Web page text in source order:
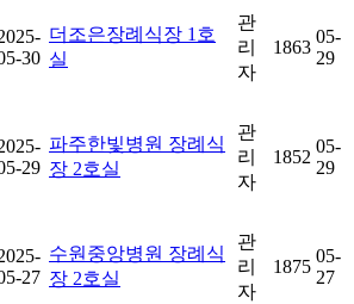
30
더조은장례식장 1호
실
관
리
자
1863
05-
29
29
파주한빛병원 장례식
장 2호실
관
리
자
1852
05-
29
27
수원중앙병원 장례식
장 2호실
관
리
자
1875
05-
27